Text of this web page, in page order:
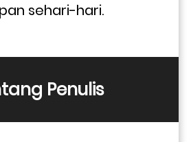
sehari-hari.
Penulis